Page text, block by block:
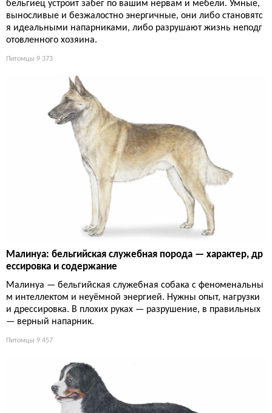
бельгиец устроит забег по вашим нервам и мебели. Умные,
выносливые и безжалостно энергичные, они либо становятс
я идеальными напарниками, либо разрушают жизнь неподг
отовленного хозяина.
Питомцы 9 373
Малинуа: бельгийская служебная порода — характер, др
ессировка и содержание
Малинуа — бельгийская служебная собака с феноменальны
м интеллектом и неуёмной энергией. Нужны опыт, нагрузки
и дрессировка. В плохих руках — разрушение, в правильных
— верный напарник.
Питомцы 9 457